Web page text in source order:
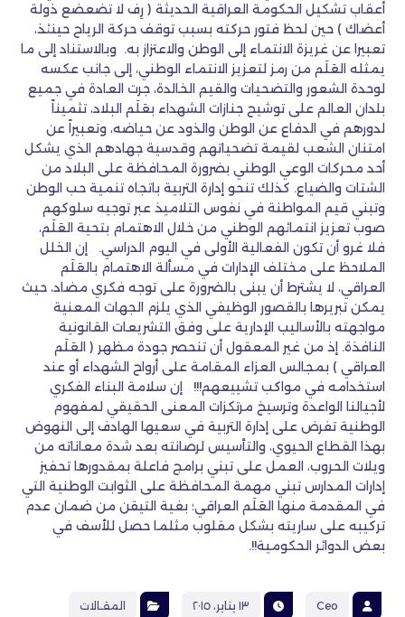
أعقاب تشكيل الحكومة العراقية الحديثة ( رِف لا تضعضع ذولة
أعضاك ) حين لحظ فتور حركته بسبب توقف حركة الرياح حينئذ،
تعبيرا عن غريزة الانتماء إلى الوطن والاعتزاز به. وبالاستناد إلى ما
يمثله العَلَم من رمز لتعزيز الانتماء الوطني، إلى جانب عكسه
لوحدة الشعور والتضحيات والقيم الخالدة، جرت العادة في جميع
بلدان العالم على توشيح جنازات الشهداء بعَلَم البلاد، تثميناً
لدورهم في الدفاع عن الوطن والذود عن حياضه، وتعبيراً عن
امتنان الشعب لقيمة تضحياتهم وقدسية جهادهم الذي يشكل
أحد محركات الوعي الوطني بضرورة المحافظة على البلاد من
الشتات والضياع. كذلك تنحو إدارة التربية باتجاه تنمية حب الوطن
وتبني قيم المواطنة في نفوس التلاميذ عبر توجيه سلوكهم
صوب تعزيز انتمائهم الوطني من خلال الاهتمام بتحية العَلَم،
فلا غرو أن تكون الفعالية الأولى في اليوم الدراسي. إن الخلل
الملاحظ على مختلف الإدارات في مسألة الاهتمام بالعَلَم
العراقي، لا يشترط أن يبنى بالضرورة على توجه فكري مضاد، حيث
يمكن تبريرها بالقصور الوظيفي الذي يلزم الجهات المعنية
مواجهته بالأساليب الإدارية على وفق التشريعات القانونية
النافذة. إذ من غير المعقول أن تنحصر جودة مظهر ( العَلَم
العراقي ) بمجالس العزاء المقامة على أرواح الشهداء أو عند
استخدامه في مواكب تشييعهم!!! إن سلامة البناء الفكري
لأجيالنا الواعدة وترسيخ مرتكزات المعنى الحقيقي لمفهوم
الوطنية تفرض على إدارة التربية في سعيها الهادف إلى النهوض
بهذا القطاع الحيوي، والتأسيس لرصانته بعد شدة معاناته من
ويلات الحروب، العمل على تبني برامج فاعلة بمقدورها تحفيز
إدارات المدارس تبني مهمة المحافظة على الثوابت الوطنية التي
في المقدمة منها العَلَم العراقي؛ بغية التيقن من ضمان عدم
تركيبه على ساريته بشكل مقلوب مثلما حصل للأسف في
بعض الدوائر الحكومية!!.
Ceo ١٣ يناير، ٢٠١٥ المقـالات